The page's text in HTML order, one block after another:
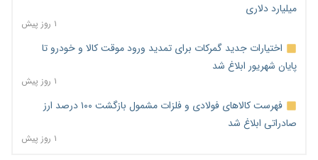
میلیارد دلاری
۱ روز پیش
اختیارات جدید گمرکات برای تمدید ورود موقت کالا و خودرو تا
پایان شهریور ابلاغ شد
۱ روز پیش
فهرست کالاهای فولادی و فلزات مشمول بازگشت ۱۰۰ درصد ارز
صادراتی ابلاغ شد
۱ روز پیش